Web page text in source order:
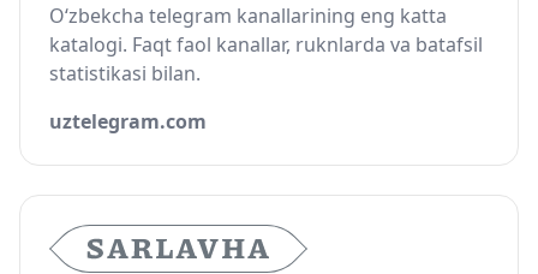
O‘zbekcha telegram kanallarining eng katta
katalogi. Faqt faol kanallar, ruknlarda va batafsil
statistikasi bilan.
uztelegram.com